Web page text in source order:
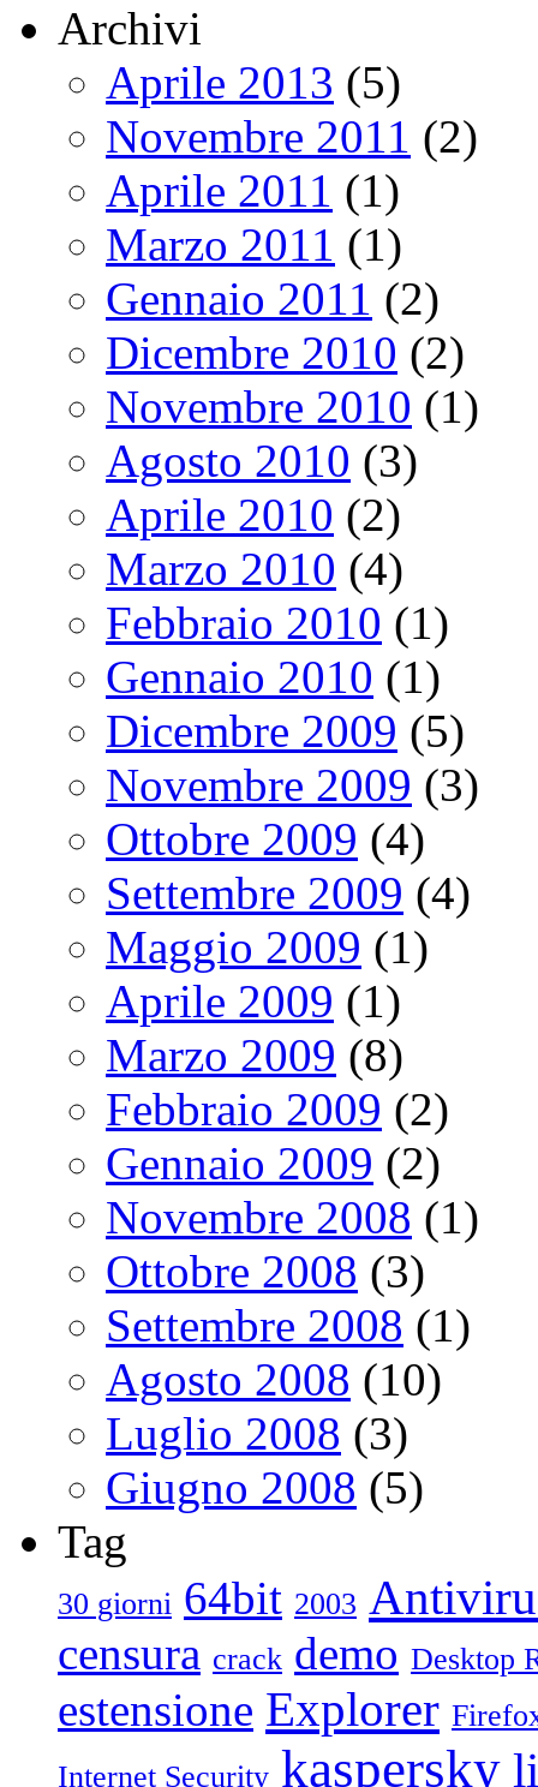
Archivi
Aprile 2013 (5)
Novembre 2011 (2)
Aprile 2011 (1)
Marzo 2011 (1)
Gennaio 2011 (2)
Dicembre 2010 (2)
Novembre 2010 (1)
Agosto 2010 (3)
Aprile 2010 (2)
Marzo 2010 (4)
Febbraio 2010 (1)
Gennaio 2010 (1)
Dicembre 2009 (5)
Novembre 2009 (3)
Ottobre 2009 (4)
Settembre 2009 (4)
Maggio 2009 (1)
Aprile 2009 (1)
Marzo 2009 (8)
Febbraio 2009 (2)
Gennaio 2009 (2)
Novembre 2008 (1)
Ottobre 2008 (3)
Settembre 2008 (1)
Agosto 2008 (10)
Luglio 2008 (3)
Giugno 2008 (5)
Tag
30 giorni 64bit 2003
censura crack demo Desktop
estensione Explorer
Internet Security kaspersky